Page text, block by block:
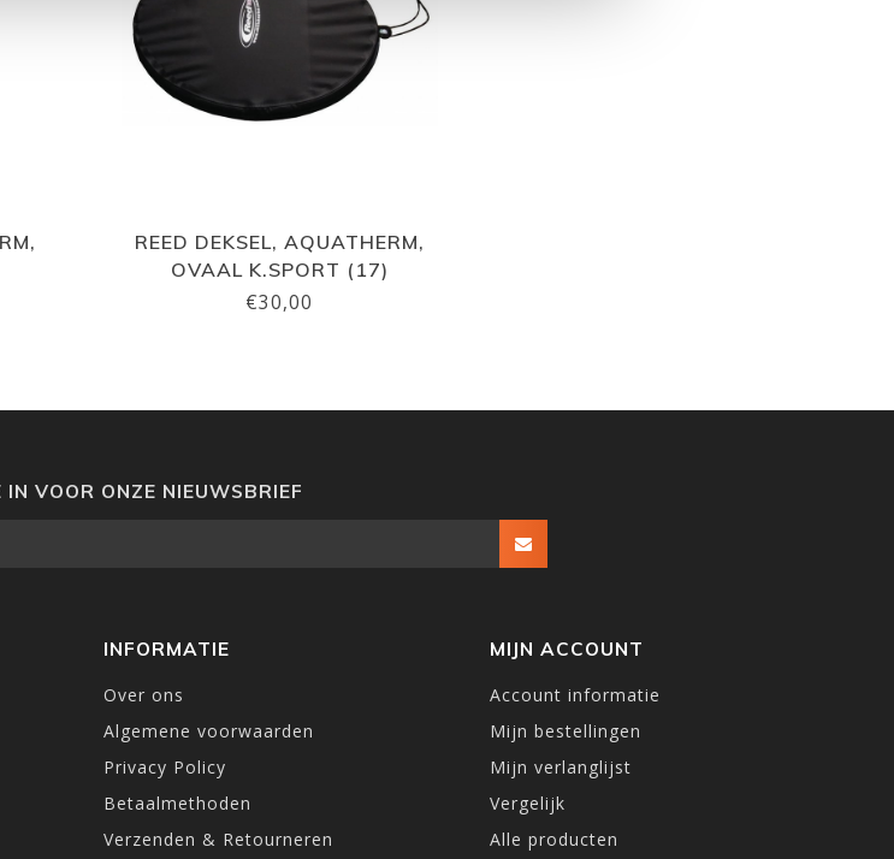
REED DEKSEL, AQUATHERM,
OVAAL K.SPORT (17)
€30,00
IN VOOR ONZE NIEUWSBRIEF
INFORMATIE
Over ons
Algemene voorwaarden
Privacy Policy
Betaalmethoden
Verzenden & Retourneren
MIJN ACCOUNT
Account informatie
Mijn bestellingen
Mijn verlanglijst
Vergelijk
Alle producten